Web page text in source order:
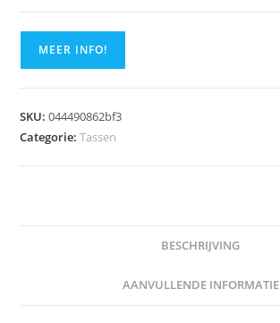
MEER INFO!
SKU:044490862bf3
Categorie:Tassen
BESCHRIJVING
AANVULLENDE INFORMATIE